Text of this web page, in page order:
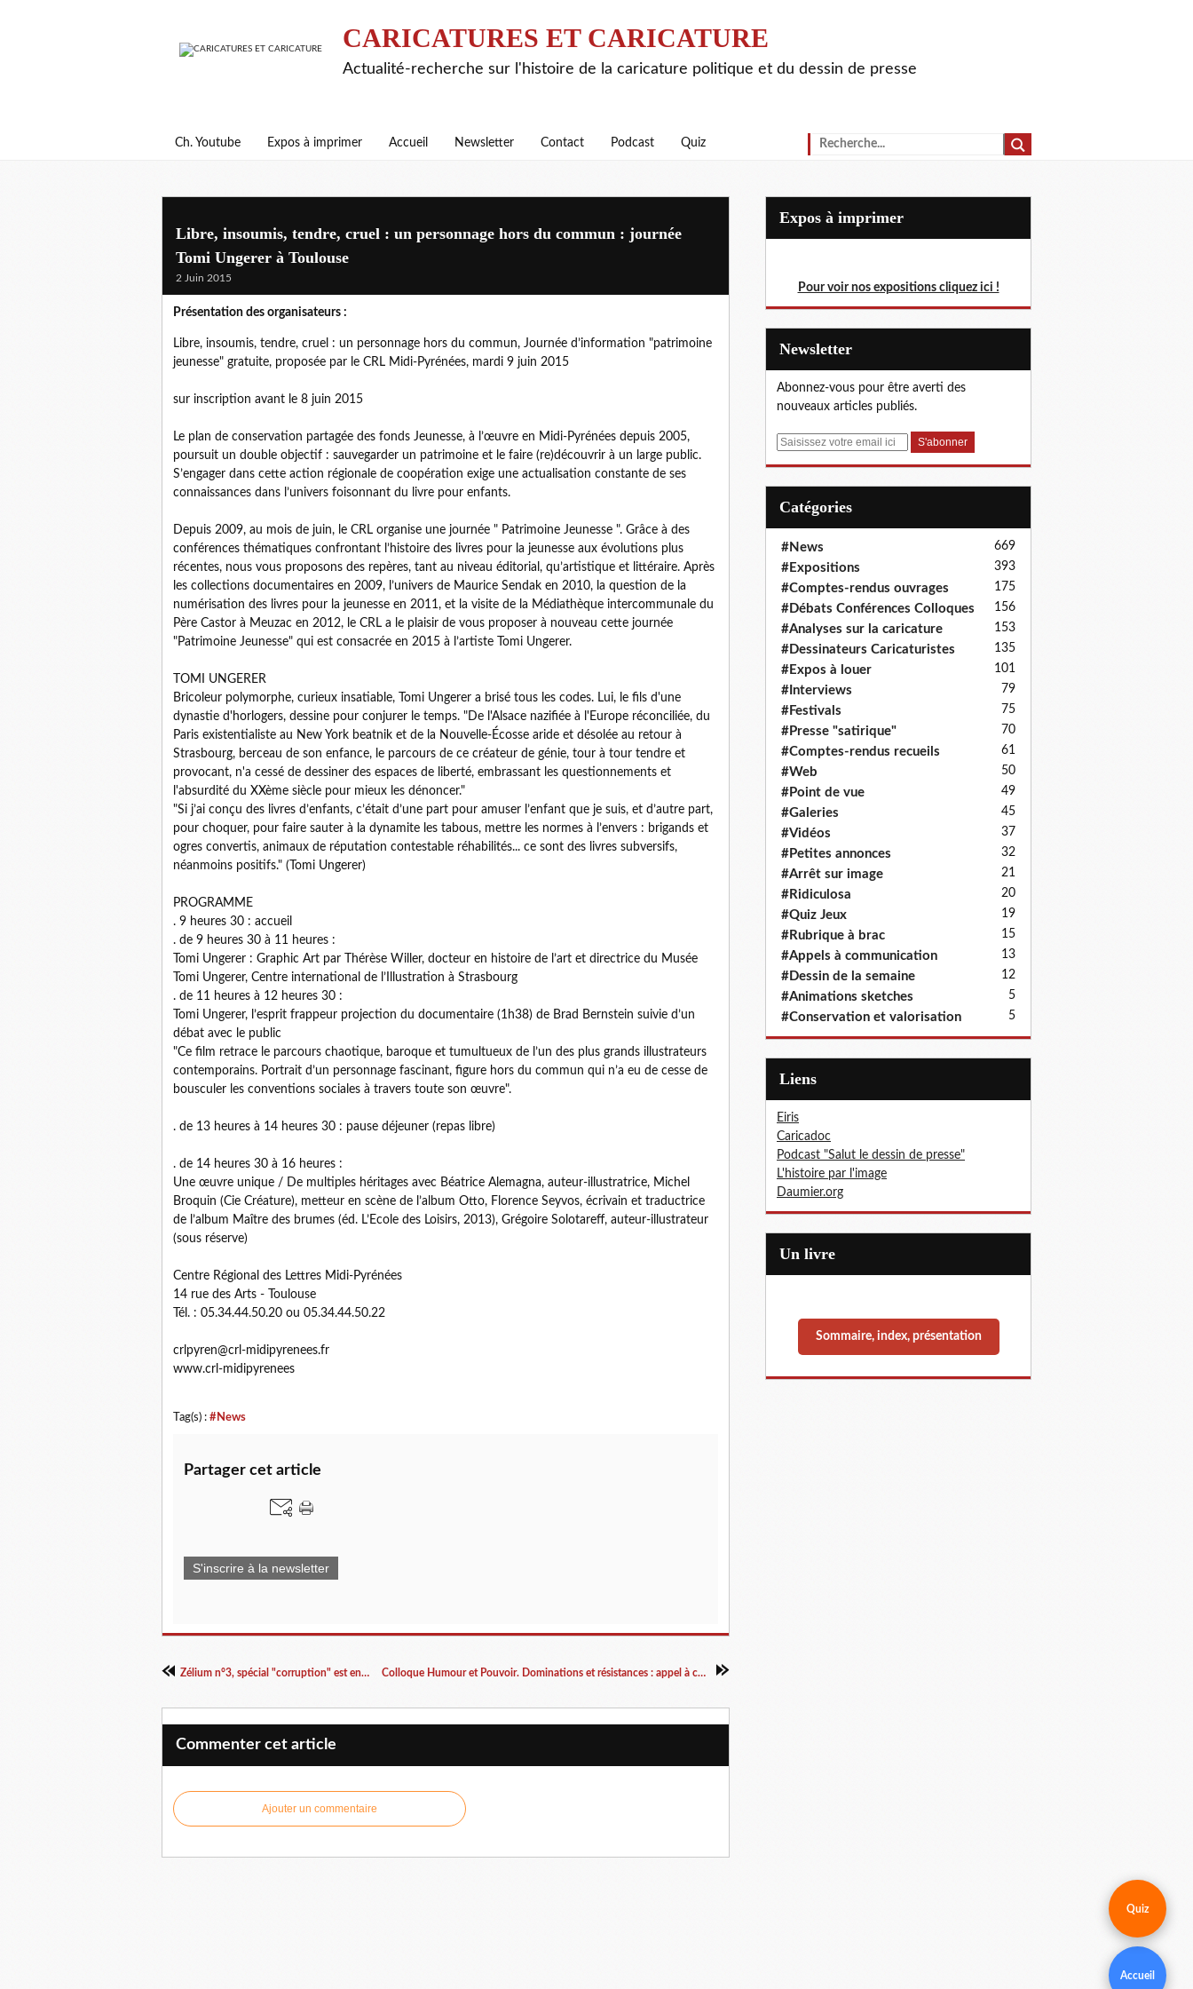
CARICATURES ET CARICATURE
Actualité-recherche sur l'histoire de la caricature politique et du dessin de presse
Ch. Youtube Expos à imprimer Accueil Newsletter Contact Podcast Quiz
Libre, insoumis, tendre, cruel : un personnage hors du commun : journée
Tomi Ungerer à Toulouse
2 Juin 2015
Présentation des organisateurs :
Libre, insoumis, tendre, cruel : un personnage hors du commun, Journée d’information "patrimoine
jeunesse" gratuite, proposée par le CRL Midi-Pyrénées, mardi 9 juin 2015
sur inscription avant le 8 juin 2015
Le plan de conservation partagée des fonds Jeunesse, à l’œuvre en Midi-Pyrénées depuis 2005,
poursuit un double objectif : sauvegarder un patrimoine et le faire (re)découvrir à un large public.
S’engager dans cette action régionale de coopération exige une actualisation constante de ses
connaissances dans l’univers foisonnant du livre pour enfants.
Depuis 2009, au mois de juin, le CRL organise une journée " Patrimoine Jeunesse ". Grâce à des
conférences thématiques confrontant l’histoire des livres pour la jeunesse aux évolutions plus
récentes, nous vous proposons des repères, tant au niveau éditorial, qu’artistique et littéraire. Après
les collections documentaires en 2009, l’univers de Maurice Sendak en 2010, la question de la
numérisation des livres pour la jeunesse en 2011, et la visite de la Médiathèque intercommunale du
Père Castor à Meuzac en 2012, le CRL a le plaisir de vous proposer à nouveau cette journée
"Patrimoine Jeunesse" qui est consacrée en 2015 à l’artiste Tomi Ungerer.
TOMI UNGERER
Bricoleur polymorphe, curieux insatiable, Tomi Ungerer a brisé tous les codes. Lui, le fils d'une
dynastie d'horlogers, dessine pour conjurer le temps. "De l'Alsace nazifiée à l'Europe réconciliée, du
Paris existentialiste au New York beatnik et de la Nouvelle-Écosse aride et désolée au retour à
Strasbourg, berceau de son enfance, le parcours de ce créateur de génie, tour à tour tendre et
provocant, n'a cessé de dessiner des espaces de liberté, embrassant les questionnements et
l'absurdité du XXème siècle pour mieux les dénoncer."
"Si j’ai conçu des livres d’enfants, c’était d’une part pour amuser l’enfant que je suis, et d’autre part,
pour choquer, pour faire sauter à la dynamite les tabous, mettre les normes à l’envers : brigands et
ogres convertis, animaux de réputation contestable réhabilités... ce sont des livres subversifs,
néanmoins positifs." (Tomi Ungerer)
PROGRAMME
. 9 heures 30 : accueil
. de 9 heures 30 à 11 heures :
Tomi Ungerer : Graphic Art par Thérèse Willer, docteur en histoire de l’art et directrice du Musée
Tomi Ungerer, Centre international de l’Illustration à Strasbourg
. de 11 heures à 12 heures 30 :
Tomi Ungerer, l’esprit frappeur projection du documentaire (1h38) de Brad Bernstein suivie d’un
débat avec le public
"Ce film retrace le parcours chaotique, baroque et tumultueux de l’un des plus grands illustrateurs
contemporains. Portrait d’un personnage fascinant, figure hors du commun qui n’a eu de cesse de
bousculer les conventions sociales à travers toute son œuvre".
. de 13 heures à 14 heures 30 : pause déjeuner (repas libre)
. de 14 heures 30 à 16 heures :
Une œuvre unique / De multiples héritages avec Béatrice Alemagna, auteur-illustratrice, Michel
Broquin (Cie Créature), metteur en scène de l’album Otto, Florence Seyvos, écrivain et traductrice
de l’album Maître des brumes (éd. L’Ecole des Loisirs, 2013), Grégoire Solotareff, auteur-illustrateur
(sous réserve)
Centre Régional des Lettres Midi-Pyrénées
14 rue des Arts - Toulouse
Tél. : 05.34.44.50.20 ou 05.34.44.50.22
crlpyren@crl-midipyrenees.fr
www.crl-midipyrenees
Tag(s) : #News
Partager cet article
S'inscrire à la newsletter
Zélium n°3, spécial "corruption" est en kiosques Colloque Humour et Pouvoir. Dominations et résistances : appel à communication
Commenter cet article
Ajouter un commentaire
Expos à imprimer
Pour voir nos expositions cliquez ici !
Newsletter
Abonnez-vous pour être averti des
nouveaux articles publiés.
E
Catégories
#News 669
#Expositions 393
#Comptes-rendus ouvrages 175
#Débats Conférences Colloques 156
#Analyses sur la caricature 153
#Dessinateurs Caricaturistes 135
#Expos à louer 101
#Interviews 79
#Festivals 75
#Presse "satirique" 70
#Comptes-rendus recueils 61
#Web 50
#Point de vue 49
#Galeries 45
#Vidéos 37
#Petites annonces 32
#Arrêt sur image 21
#Ridiculosa 20
#Quiz Jeux 19
#Rubrique à brac 15
#Appels à communication 13
#Dessin de la semaine 12
#Animations sketches 5
#Conservation et valorisation 5
Liens
Eiris
Caricadoc
Podcast "Salut le dessin de presse"
L'histoire par l'image
Daumier.org
Un livre
Sommaire, index, présentation
Accueil
Quiz